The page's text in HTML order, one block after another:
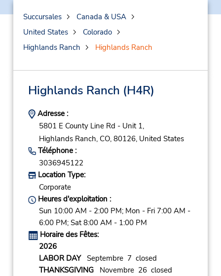
Succursales
Canada & USA
United States
Colorado
Highlands Ranch
Highlands Ranch
Highlands Ranch (H4R)
Adresse :
5801 E County Line Rd - Unit 1,
Highlands Ranch, CO, 80126, United States
Téléphone :
3036945122
Location Type:
Corporate
Heures d'exploitation :
Sun 10:00 AM - 2:00 PM; Mon - Fri 7:00 AM -
6:00 PM; Sat 8:00 AM - 1:00 PM
Horaire des Fêtes:
2026
LABOR DAYSeptembre 7 closed
THANKSGIVINGNovembre 26 closed